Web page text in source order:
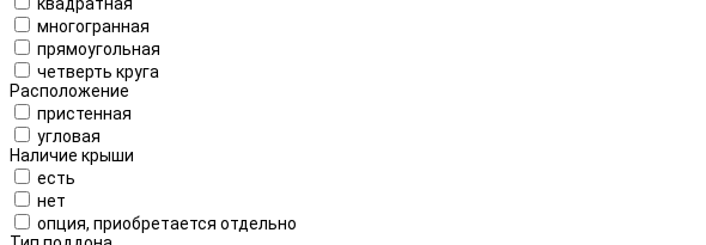
многогранная
прямоугольная
четверть круга
Расположение
пристенная
угловая
Наличие крыши
есть
нет
опция, приобретается отдельно